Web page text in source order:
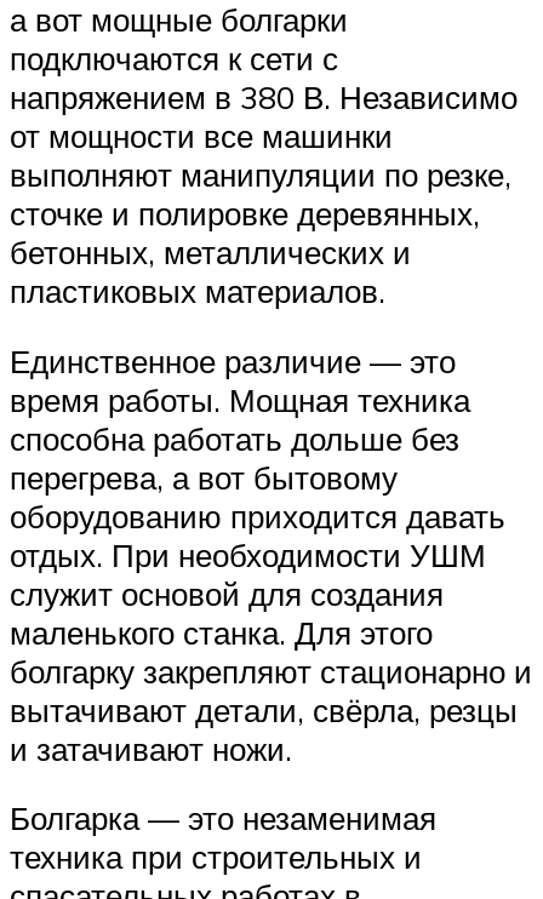
а вот мощные болгарки
подключаются к сети с
напряжением в 380 В. Независимо
от мощности все машинки
выполняют манипуляции по резке,
сточке и полировке деревянных,
бетонных, металлических и
пластиковых материалов.
Единственное различие — это
время работы. Мощная техника
способна работать дольше без
перегрева, а вот бытовому
оборудованию приходится давать
отдых. При необходимости УШМ
служит основой для создания
маленького станка. Для этого
болгарку закрепляют стационарно и
вытачивают детали, свёрла, резцы
и затачивают ножи.
Болгарка — это незаменимая
техника при строительных и